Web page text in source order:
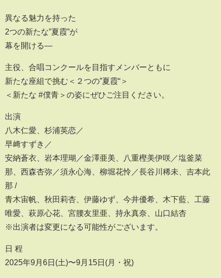
異なる魅力を持った
2つの新たな”夏霞”が
幕を開ける―
主役、合唱コンクールを目指すメンバーともに
新たな座組で挑む＜２つの”夏霞“＞
＜新たな #僕青＞の姿にぜひご注目ください。
出演
八木仁愛、杉浦英恋／
早﨑すずき／
安納蒼衣、岩本理瑚／金澤亜美、八重樫美伊咲／塩釜菜
那、西森杏弥／須永心海、柳堀花怜／長谷川稀未、吉本此
那 /
青木宙帆、秋田莉杏、伊藤ゆず、今井優希、木下藍、工藤
唯愛、萩原心花、宮腰友里亜、持永真奈、山口結杏
※出演者は変更になる可能性がございます。
日 程
2025年9月6日(土)〜9月15日(月・祝)